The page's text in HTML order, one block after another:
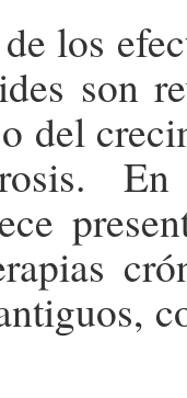
los
son
del
En